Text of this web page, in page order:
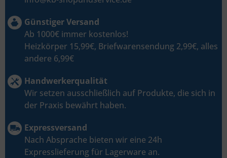
Günstiger Versand
Ab 1000€ immer kostenlos!
Heizkörper 15,99€, Briefwarensendung 2,99€, alles
andere 6,99€
Handwerkerqualität
Wir setzen ausschließlich auf Produkte, die sich in
der Praxis bewährt haben.
Expressversand
Nach Absprache bieten wir eine 24h
Expresslieferung für Lagerware an.